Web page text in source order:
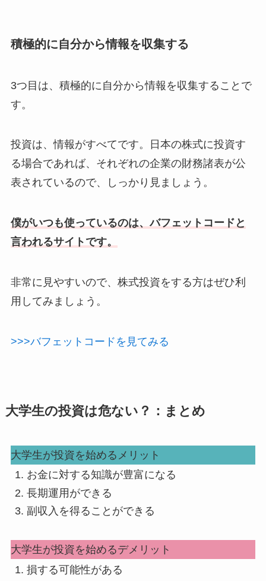
積極的に自分から情報を収集する
3つ目は、積極的に自分から情報を収集することで
す。
投資は、情報がすべてです。日本の株式に投資す
る場合であれば、それぞれの企業の財務諸表が公
表されているので、しっかり見ましょう。
僕がいつも使っているのは、バフェットコードと
言われるサイトです。
非常に見やすいので、株式投資をする方はぜひ利
用してみましょう。
>>>バフェットコードを見てみる
大学生の投資は危ない？：まとめ
大学生が投資を始めるメリット
お金に対する知識が豊富になる
長期運用ができる
副収入を得ることができる
大学生が投資を始めるデメリット
損する可能性がある